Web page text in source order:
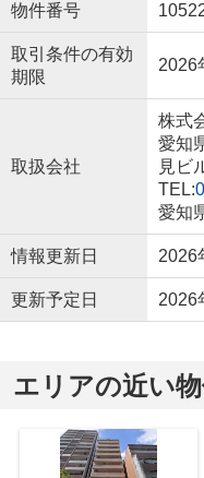
物件番号
取引条件の有効
期限
2026
取扱会社
株式
愛知
見ビ
TEL:
愛知
情報更新日 2026
更新予定日 2026
エリアの近い